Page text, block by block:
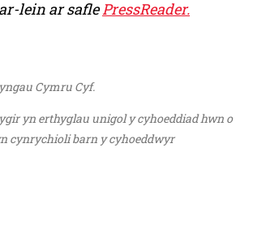
lein ar saflePressReader.
Cymru Cyf.
yn erthyglau unigol y cyhoeddiad hwn o
cynrychioli barn y cyhoeddwyr